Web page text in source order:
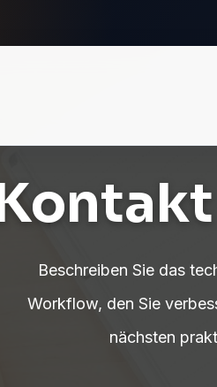
Beschreiben Sie das
Workflow, den Sie
nächsten